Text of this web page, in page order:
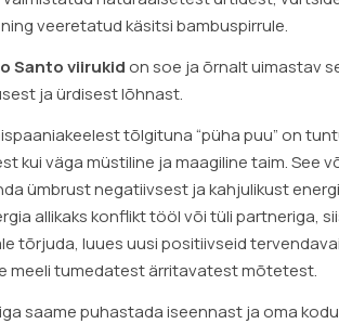
veeretatud käsitsi bambuspirrule.
Santo viirukid on soe ja õrnalt uimastav
ja ürdisest lõhnast.
tõlgituna “püha puu” on
kui väga müstiline ja maagiline taim. See
ümbrust negatiivsest ja kahjulikust
allikaks konflikt tööl või tüli partneriga,
tõrjuda, luues uusi positiivseid
meeli tumedatest ärritavatest mõtetest.
saame puhastada iseennast ja oma